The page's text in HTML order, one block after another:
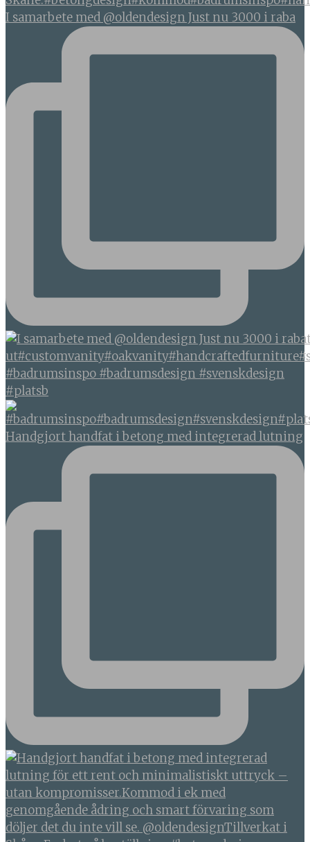
I samarbete med @oldendesign Just nu 3000 i raba
#badrumsinspo #badrumsdesign #svenskdesign
#platsb
Handgjort handfat i betong med integrerad lutning